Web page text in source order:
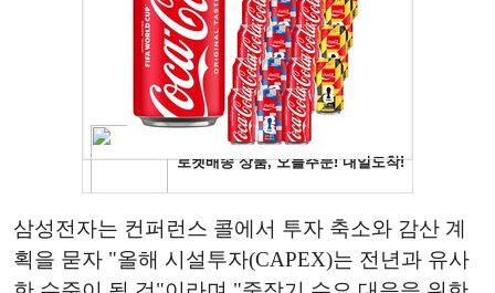
삼성전자는 컨퍼런스 콜에서 투자 축소와 감산 계
획을 묻자 "올해 시설투자(CAPEX)는 전년과 유사